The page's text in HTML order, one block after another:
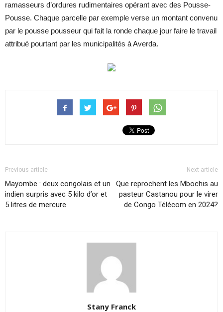
ramasseurs d’ordures rudimentaires opérant avec des Pousse-
Pousse. Chaque parcelle par exemple verse un montant convenu
par le pousse pousseur qui fait la ronde chaque jour faire le travail
attribué pourtant par les municipalités à Averda.
Previous article
Mayombe : deux congolais et un
indien surpris avec 5 kilo d’or et
5 litres de mercure
Next article
Que reprochent les Mbochis au
pasteur Castanou pour le virer
de Congo Télécom en 2024?
Stany Franck